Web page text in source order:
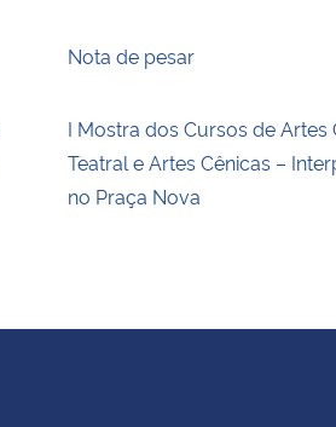
Nota de pesar
I Mostra dos Cursos de Artes
Teatral e Artes Cênicas –
no Praça Nova